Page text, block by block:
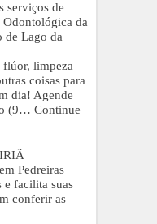
serviços de
da
de Lago da
flúor, limpeza
coisas para
dia! Agende
(9… Continue
Pedreiras
e facilita suas
conferir as